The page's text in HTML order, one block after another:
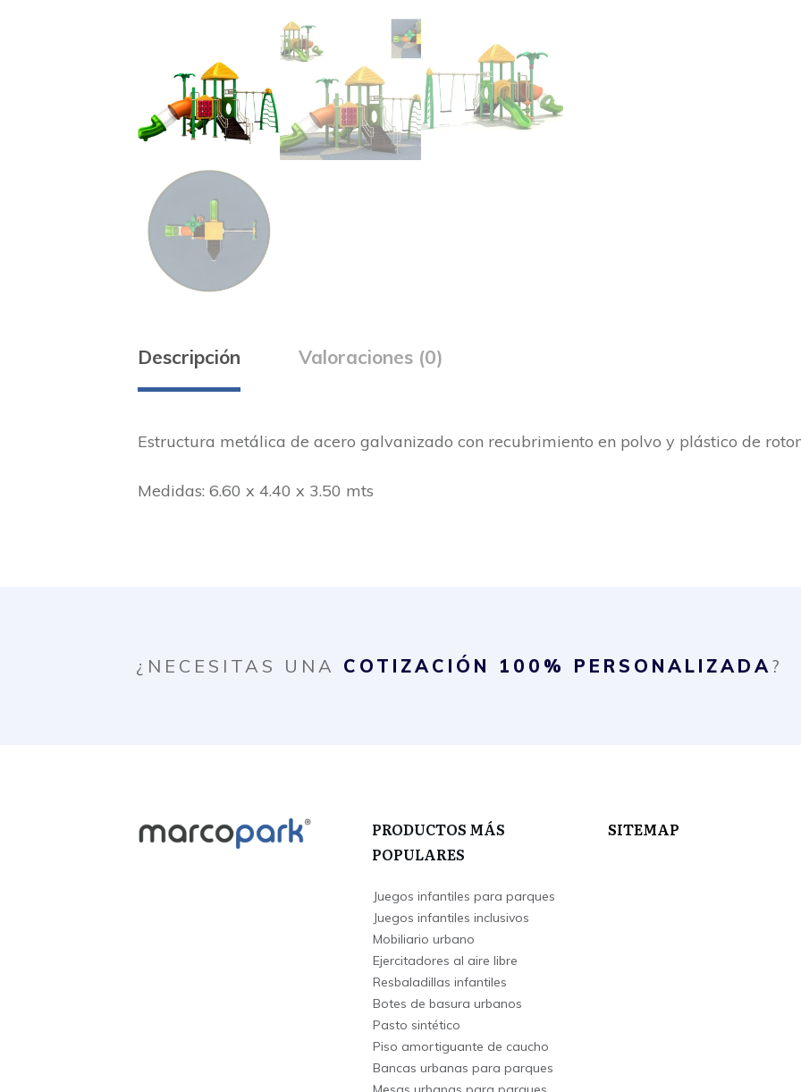
Descripción Valoraciones (0)
Estructura metálica de acero galvanizado con recubrimiento en polvo y plástico de
Medidas: 6.60 x 4.40 x 3.50 mts
¿NECESITAS UNA COTIZACIÓN 100% PERSONALIZADA?
PRODUCTOS MÁS
POPULARES
Juegos infantiles para parques
Juegos infantiles inclusivos
Mobiliario urbano
Ejercitadores al aire libre
Resbaladillas infantiles
Botes de basura urbanos
Pasto sintético
Piso amortiguante de caucho
Bancas urbanas para parques
SITEMAP